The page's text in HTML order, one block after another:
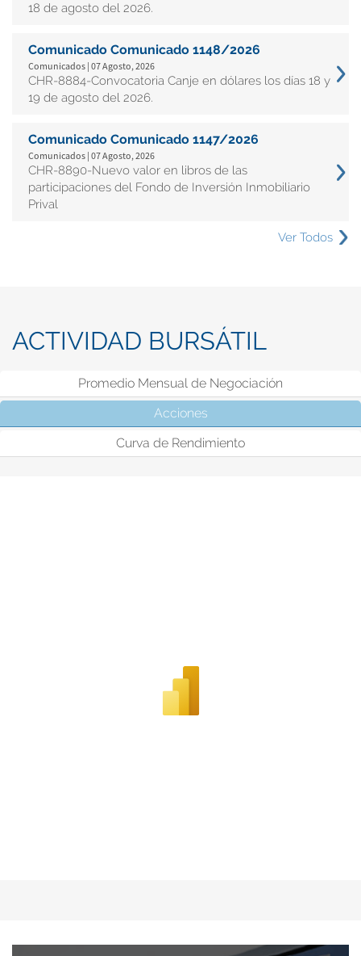
18 de agosto del 2026.
Comunicado Comunicado 1148/2026
Comunicados | 07 Agosto, 2026
CHR-8884-Convocatoria Canje en dólares los días 18 y
19 de agosto del 2026.
Comunicado Comunicado 1147/2026
Comunicados | 07 Agosto, 2026
CHR-8890-Nuevo valor en libros de las
participaciones del Fondo de Inversión Inmobiliario
Prival
Ver Todos
ACTIVIDAD BURSÁTIL
Promedio Mensual de Negociación
Acciones
Curva de Rendimiento